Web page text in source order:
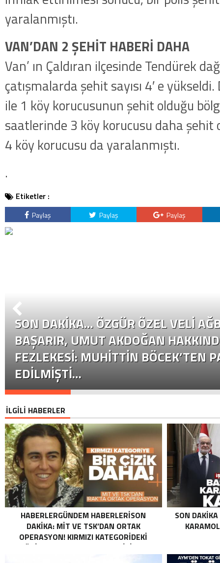
yaralanmıştı.
VAN’DAN 2 ŞEHİT HABERİ DAHA
Van’ ın Çaldıran ilçesinde Tendürek
çatışmalarda şehit sayısı 4′ e
ile 1 köy korucusunun şehit olduğu
saatlerinde 3 köy korucusu daha şehit
4 köy korucusu da yaralanmıştı.
.
Etiketler :
Paylaş Paylaş Paylaş
SON DAKİKA… ÖZGÜR ÖZEL VELI
BAŞARIR, UMUT AKDOĞAN
FEZLEKESI: MUHITTIN BÖCEK’TEN
EDILMIŞTI…
İLGİLİ HABERLER
HABERLERGÜNDEM HABERLERISON
DAKIKA: MİT VE TSK’DAN ORTAK
OPERASYON! KIRMIZI KATEGORIDEKI
TERÖRIST NAZLI TAŞPINAR ETKISIZ HALE
SON